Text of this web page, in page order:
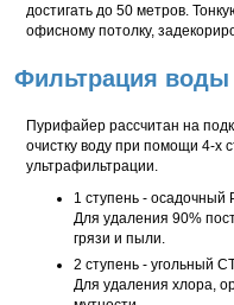
достигать до 50 метров.
офисному потолку,
Фильтрация воды
Пурифайер рассчитан на
очистку воду при помощи 4-х
ультрафильтрации.
1 ступень - осадочный
Для удаления 90%
грязи и пыли.
2 ступень - угольный
Для удаления хлора,